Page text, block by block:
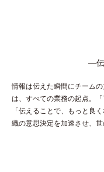
―伝
情報は伝えた瞬間にチーム
は、すべての業務の起点。
「伝えることで、もっと良
織の意思決定を加速させ、